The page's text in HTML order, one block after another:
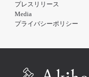
プレスリリース
Media
プライバシーポリシー